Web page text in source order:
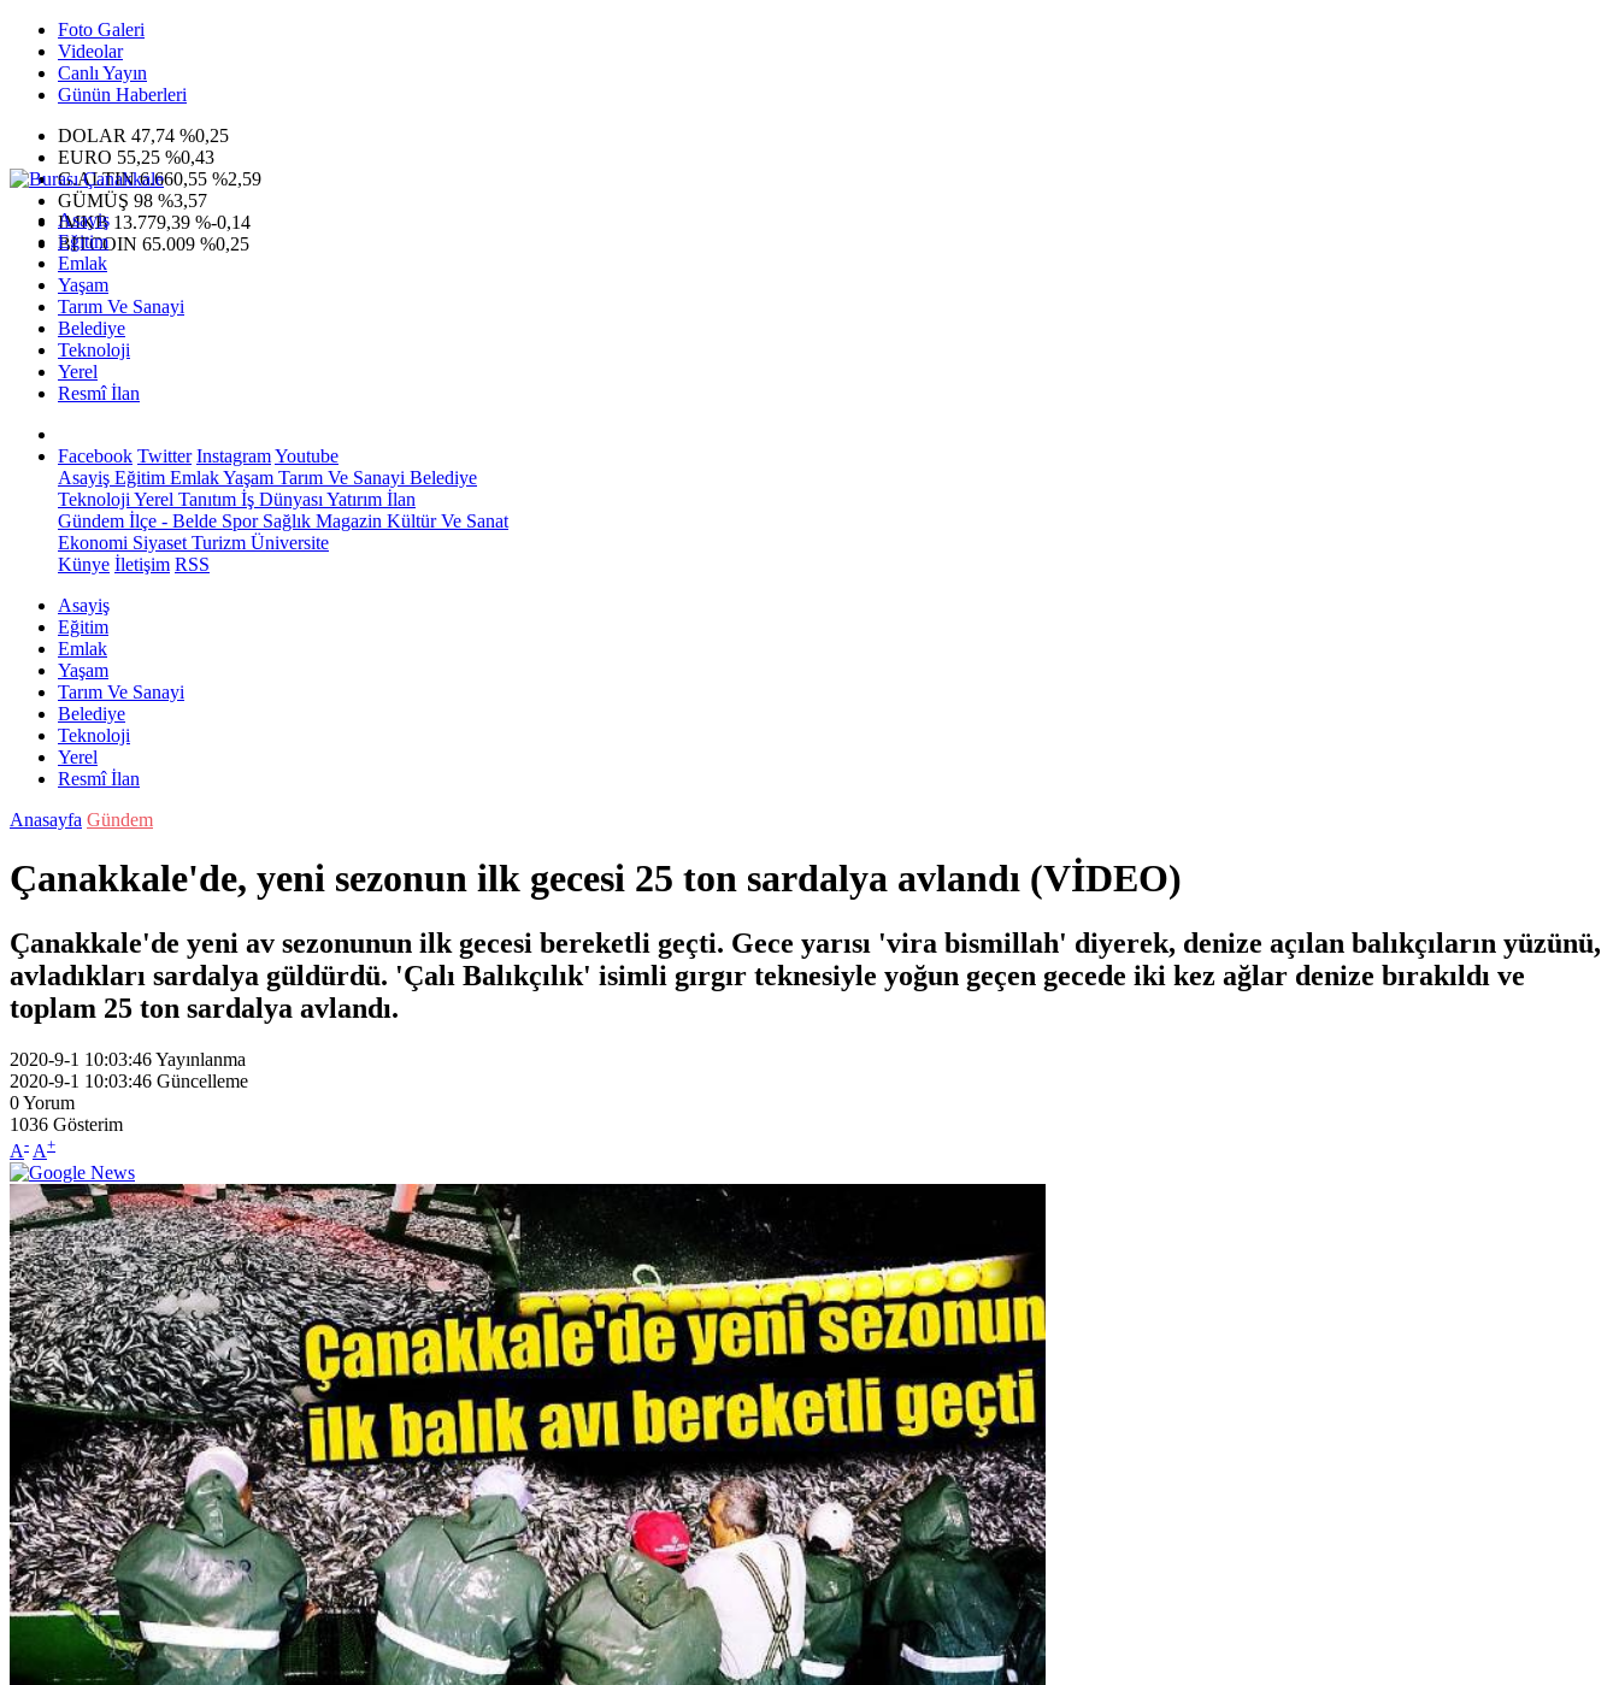
Foto Galeri
Videolar
Canlı Yayın
Günün Haberleri
DOLAR 47,74 %0,25
EURO 55,25 %0,43
G.ALTIN6.660,55 %2,59
GÜMÜŞ 98 %3,57
IMKB 13.779,39 %-0,14
BITCOIN 65.009 %0,25
Asayiş
Eğitim
Emlak
Yaşam
Tarım Ve Sanayi
Belediye
Teknoloji
Yerel
Resmî İlan
Facebook Twitter InstagramYoutube
Asayiş Eğitim EmlakYaşam Tarım Ve Sanayi Belediye
Teknoloji Yerel Tanıtım İş Dünyası Yatırım İlan
Gündem İlçe - Belde SporSağlık Magazin Kültür Ve Sanat
Ekonomi Siyaset Turizm Üniversite
Künye İletişim RSS
Asayiş
Eğitim
Emlak
Yaşam
Tarım Ve Sanayi
Belediye
Teknoloji
Yerel
Resmî İlan
Anasayfa Gündem
Çanakkale'de, yeni sezonun ilk gecesi 25 ton sardalya avlandı (VİDEO)
Çanakkale'de yeni av sezonunun ilk gecesi bereketli geçti. Gece yarısı 'vira bismillah' diyerek, denize açılan balıkçıların yüzünü,
avladıkları sardalya güldürdü. 'Çalı Balıkçılık' isimli gırgır teknesiyle yoğun geçen gecede iki kez ağlar denize bırakıldı ve
toplam 25 ton sardalya avlandı.
2020-9-1 10:03:46Yayınlanma
2020-9-1 10:03:46 Güncelleme
0Yorum
1036 Gösterim
A- A+